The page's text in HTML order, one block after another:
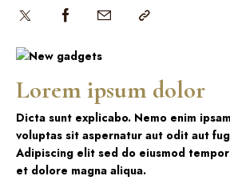
Lorem ipsum dolor
Dicta sunt explicabo. Nemo enim
voluptas sit aspernatur aut odit aut
Adipiscing elit sed do eiusmod
et dolore magna aliqua.